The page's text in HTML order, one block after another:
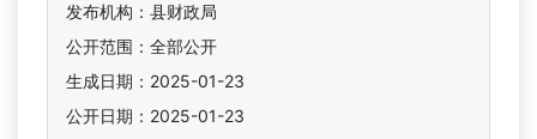
发布机构：县财政局
公开范围：全部公开
生成日期：2025-01-23
公开日期：2025-01-23